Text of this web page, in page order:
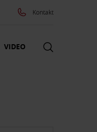
Kontakt
VIDEO